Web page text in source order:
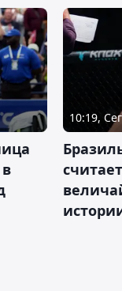
10:19,